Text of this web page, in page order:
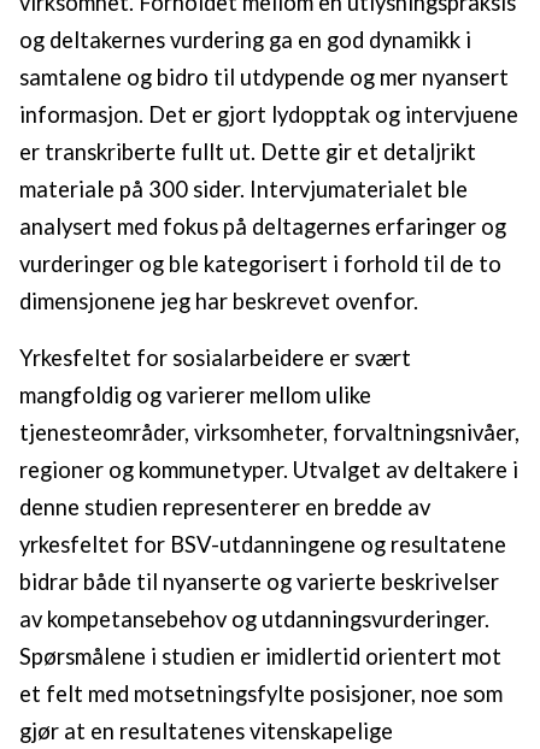
og deltakernes vurdering ga en god dynamikk i
samtalene og bidro til utdypende og mer nyansert
informasjon. Det er gjort lydopptak og intervjuene
er transkriberte fullt ut. Dette gir et detaljrikt
materiale på 300 sider. Intervjumaterialet ble
analysert med fokus på deltagernes erfaringer og
vurderinger og ble kategorisert i forhold til de to
dimensjonene jeg har beskrevet ovenfor.
Yrkesfeltet for sosialarbeidere er svært
mangfoldig og varierer mellom ulike
tjenesteområder, virksomheter, forvaltningsnivåer,
regioner og kommunetyper. Utvalget av deltakere i
denne studien representerer en bredde av
yrkesfeltet for BSV-utdanningene og resultatene
bidrar både til nyanserte og varierte beskrivelser
av kompetansebehov og utdanningsvurderinger.
Spørsmålene i studien er imidlertid orientert mot
et felt med motsetningsfylte posisjoner, noe som
gjør at en resultatenes vitenskapelige